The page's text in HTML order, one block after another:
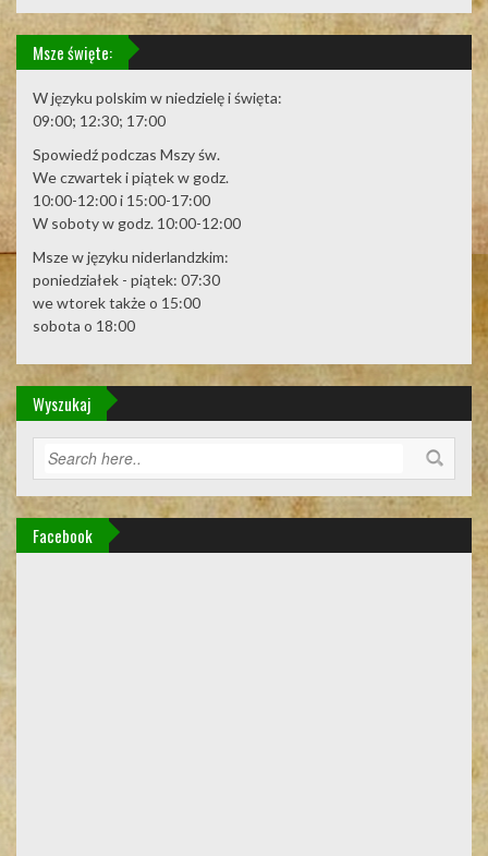
Msze święte:
W języku polskim w niedzielę i święta:
09:00; 12:30; 17:00
Spowiedź podczas Mszy św.
We czwartek i piątek w godz.
10:00-12:00 i 15:00-17:00
W soboty w godz. 10:00-12:00
Msze w języku niderlandzkim:
poniedziałek - piątek: 07:30
we wtorek także o 15:00
sobota o 18:00
Wyszukaj
Facebook